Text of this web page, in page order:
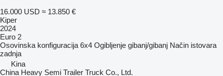
16.000 USD ≈ 13.850 €
Kiper
2024
Euro 2
Osovinska konfiguracija 6x4 Ogibljenje gibanj/gibanj Način istovara
zadnja
Kina
China Heavy Semi Trailer Truck Co., Ltd.